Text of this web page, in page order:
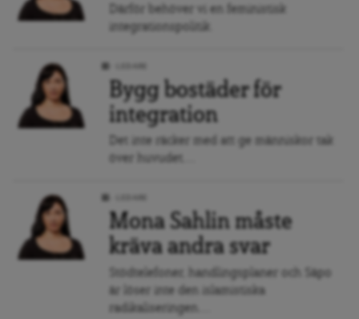
Därför behöver vi en feministisk
integrationspolitik.
Bygg bostäder för
integration
Det inte räcker med att ge människor tak
över huvudet....
Mona Sahlin måste
kräva andra svar
Stödtelefoner, handlingsplaner och Säpo
är löser inte den islamistiska
radikaliseringen....